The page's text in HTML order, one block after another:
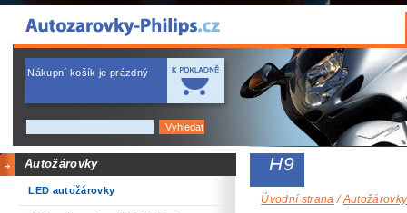
Nákupní košík je prázdný
Autožárovky
LED autožárovky
H9
Úvodní strana /Autožárovky